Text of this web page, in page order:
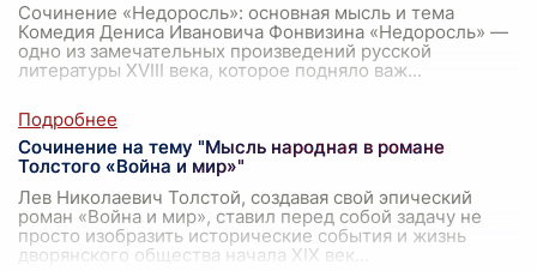
Сочинение «Недоросль»: основная мысль и тема
Комедия Дениса Ивановича Фонвизина «Недоросль» —
одно из замечательных произведений русской
литературы XVIII века, которое подняло важ...
Сочинение на тему "Мысль народная в романе
Толстого «Война и мир»"
Лев Николаевич Толстой, создавая свой эпический
роман «Война и мир», ставил перед собой задачу не
просто изобразить исторические события и жизнь
дворянского общества начала XIX век